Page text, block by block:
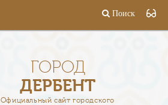
Поиск
ГОРОД
ДЕРБЕНТ
Официальный сайт городского